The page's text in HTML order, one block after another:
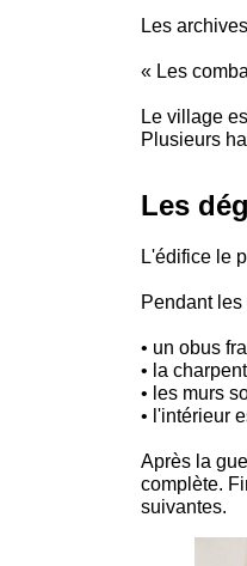
Les
« Les
Le village
Plusieurs
Les
L'édifice le
Pendant les
• un obus
• la
• les murs
• l'intérieur
Après la
complète.
suivantes.